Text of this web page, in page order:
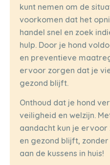
kunt nemen om de
voorkomen dat het
handel snel en zoek
hulp. Door je hond
en preventieve
ervoor zorgen dat je
gezond blijft.
Onthoud dat je hond
veiligheid en welzijn.
aandacht kun je
en gezond blijft,
aan de kussens in huis!